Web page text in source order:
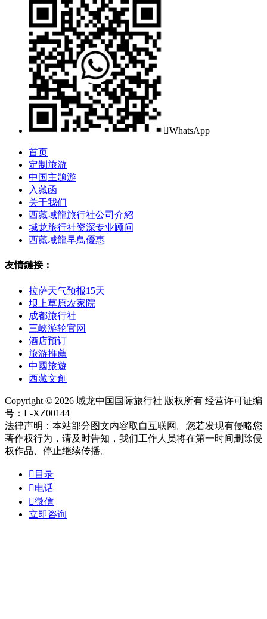
WhatsApp
首页
定制旅游
中国主题游
入藏函
关于我们
西藏域龍旅行社公司介紹
域龙旅行社资深专业顾问
西藏域龍早鳥優惠
友情鏈接：
拉萨天气预报15天
坝上草原农家院
成都旅行社
三峡游轮官网
酒店预订
旅游推薦
中國旅遊
西藏文創
Copyright © 2026 域龙中国国际旅行社 版权所有 经营许可证编
号：L-XZ00144
法律声明：本站部分图文内容取自互联网。您若发现有侵略您
著作权行为，请及时告知，我们工作人员将在第一时间删除侵
权作品、停止继续传播。
 目录
电话
微信
立即咨询